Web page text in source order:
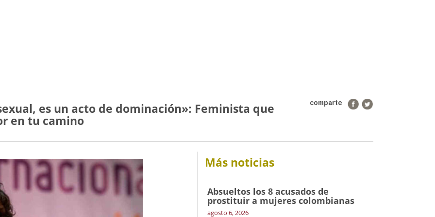
comparte
es un acto de dominación»: Feminista que
en tu camino
Más noticias
Absueltos los 8 acusados de
prostituir a mujeres colombianas
agosto 6, 2026